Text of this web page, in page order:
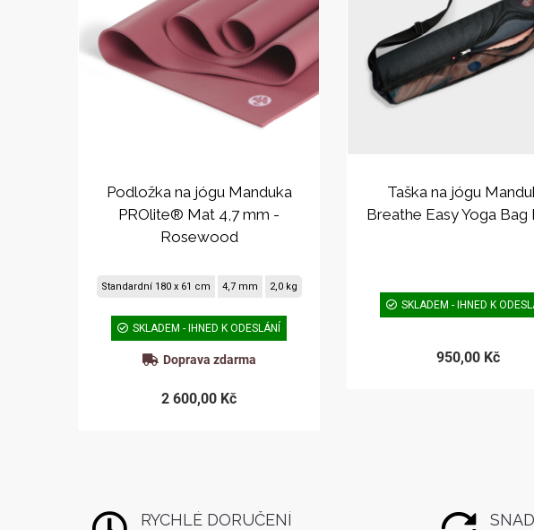
Podložka na jógu Manduka
PROlite® Mat 4,7 mm -
Rosewood
Standardní 180 x 61 cm 4,7 mm 2,0 kg
SKLADEM - IHNED K ODESLÁNÍ
Doprava zdarma
2 600,00 Kč
Taška na jógu
Breathe Easy Yoga Bag
SKLADEM - IHNED K
950,00 Kč
RYCHLÉ DORUČENÍ